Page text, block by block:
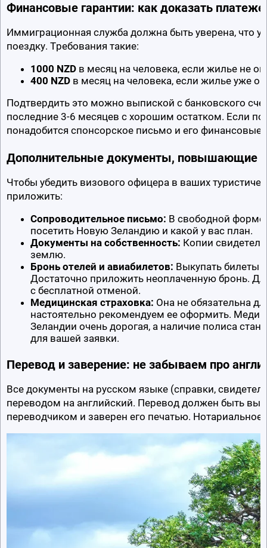
Финансовые гарантии: как доказать
Иммиграционная служба должна быть уверена, что у
поездку. Требования такие:
1000 NZD в месяц на человека, если жилье не
400 NZD в месяц на человека, если жилье уже
Подтвердить это можно выпиской с банковского
последние 3-6 месяцев с хорошим остатком. Если
понадобится спонсорское письмо и его финансовые
Дополнительные документы, повышающие
Чтобы убедить визового офицера в ваших
приложить:
Сопроводительное письмо: В свободной форме
посетить Новую Зеландию и какой у вас план.
Документы на собственность: Копии
землю.
Бронь отелей и авиабилетов: Выкупать билеты
Достаточно приложить неоплаченную бронь.
с бесплатной отменой.
Медицинская страховка: Она не обязательна
настоятельно рекомендуем ее оформить.
Зеландии очень дорогая, а наличие полиса
для вашей заявки.
Перевод и заверение: не забываем про
Все документы на русском языке (справки,
переводом на английский. Перевод должен быть
переводчиком и заверен его печатью. Нотариальное